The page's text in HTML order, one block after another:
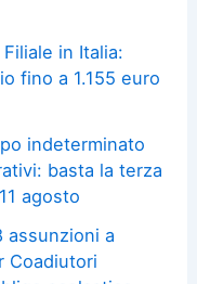
in Italia:
fino a 1.155 euro
indeterminato
basta la terza
agosto
assunzioni a
Coadiutori